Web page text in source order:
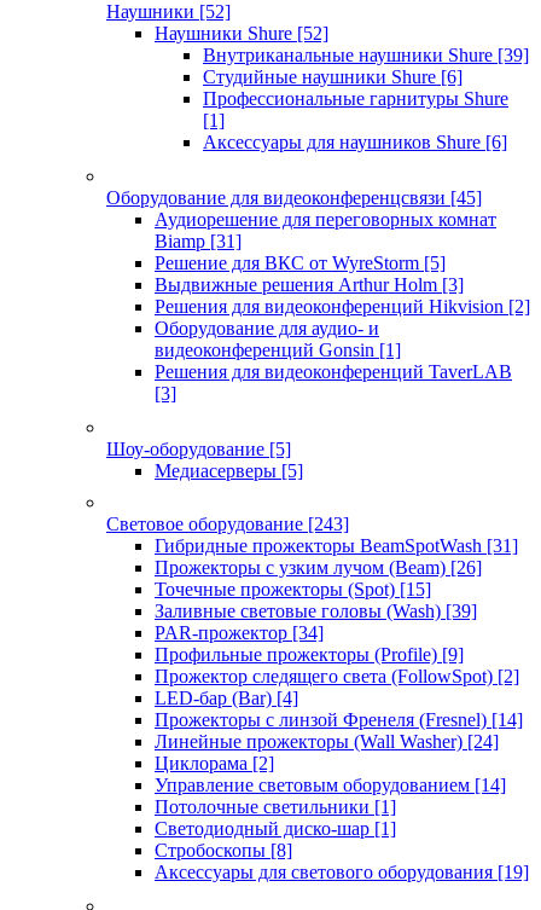
Наушники [52]
Наушники Shure [52]
Внутриканальные наушники Shure [39]
Студийные наушники Shure [6]
Профессиональные гарнитуры Shure
[1]
Аксессуары для наушников Shure [6]
Оборудование для видеоконференцсвязи [45]
Аудиорешение для переговорных комнат
Biamp [31]
Решение для ВКС от WyreStorm [5]
Выдвижные решения Arthur Holm [3]
Решения для видеоконференций Hikvision [2]
Оборудование для аудио- и
видеоконференций Gonsin [1]
Решения для видеоконференций TaverLAB
[3]
Шоу-оборудование [5]
Медиасерверы [5]
Световое оборудование [243]
Гибридные прожекторы BeamSpotWash [31]
Прожекторы с узким лучом (Beam) [26]
Точечные прожекторы (Spot) [15]
Заливные световые головы (Wash) [39]
PAR-прожектор [34]
Профильные прожекторы (Profile) [9]
Прожектор следящего света (FollowSpot) [2]
LED-бар (Bar) [4]
Прожекторы с линзой Френеля (Fresnel) [14]
Линейные прожекторы (Wall Washer) [24]
Циклорама [2]
Управление световым оборудованием [14]
Потолочные светильники [1]
Светодиодный диско-шар [1]
Стробоскопы [8]
Аксессуары для светового оборудования [19]